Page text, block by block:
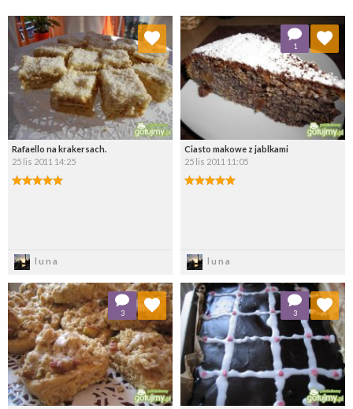
Rafaello na krakersach.
25 lis 2011 14:25
luna
Dodaj do ulubionych
Wybierz listę:
Ciasto makowe z jablkami
25 lis 2011 11:05
luna
1
Dodaj do ulubionych
Wybierz listę:
3
Dodaj do ulubionych
Wybierz listę:
3
Dodaj do ulubionych
Wybierz listę: